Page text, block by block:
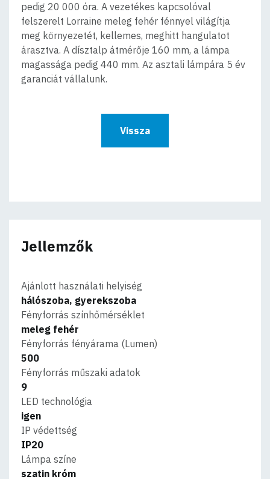
pedig 20 000 óra. A vezetékes kapcsolóval
felszerelt Lorraine meleg fehér fénnyel világítja
meg környezetét, kellemes, meghitt hangulatot
árasztva. A dísztalp átmérője 160 mm, a lámpa
magassága pedig 440 mm. Az asztali lámpára 5 év
garanciát vállalunk.
Vissza
Jellemzők
Ajánlott használati helyiség
hálószoba, gyerekszoba
Fényforrás színhőmérséklet
meleg fehér
Fényforrás fényárama (Lumen)
500
Fényforrás műszaki adatok
9
LED technológia
igen
IP védettség
IP20
Lámpa színe
szatin króm